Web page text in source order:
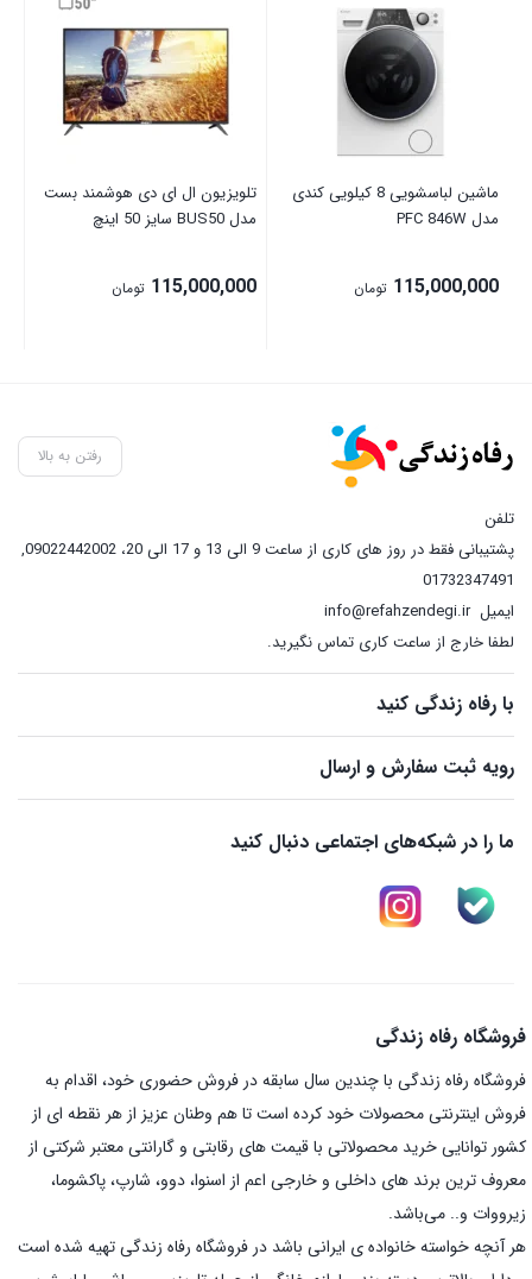
ماشین لباسشویی 8 کیلویی کندی
مدل PFC 846W
115,000,000 تومان
تلویزیون ال ای دی هوشمند بست
مدل BUS50 سایز 50 اینچ
115,000,000 تومان
رفتن به بالا
تلفن
پشتیبانی فقط در روز های کاری از ساعت 9 الی 13 و 17 الی 20، 09022442002
,
01732347491
ایمیلinfo@refahzendegi.ir
لطفا خارج از ساعت کاری تماس نگیرید.
با رفاه زندگی کنید
رویه ثبت سفارش و ارسال
ما را در شبکه‌های اجتماعی دنبال کنید
فروشگاه رفاه زندگی
فروشگاه رفاه زندگی با چندین سال سابقه در فروش حضوری خود، اقدام به
فروش اینترنتی محصولات خود کرده است تا هم وطنان عزیز از هر نقطه ای از
کشور توانایی خرید محصولاتی با قیمت های رقابتی و گارانتی معتبر شرکتی از
معروف ترین برند های داخلی و خارجی اعم از اسنوا، دوو، شارپ، پاکشوما،
زیرووات و.. می‌باشد.
هر آنچه خواسته خانواده ی ایرانی باشد در فروشگاه رفاه زندگی تهیه شده است